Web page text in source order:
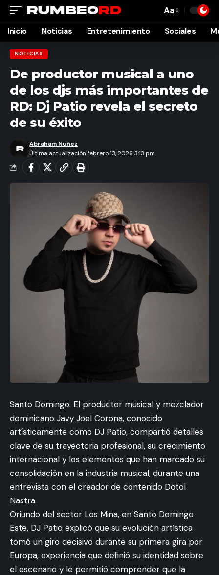
Font
Resizer
Aa
Inicio Noticias Entretenimiento Sociales
NOTICIAS
De productor musical a uno
de los djs más importantes de
RD: Dj Patio revela el secreto
de su éxito
Última actualización febrero 13, 2026 3:13 pm
Abraham Nuñez
Santo Domingo. El productor musical y mezclador
dominicano Javy Joel Corona, conocido
artísticamente como DJ Patio, compartió detalles
clave de su trayectoria profesional, su crecimiento
internacional y los elementos que han marcado su
consolidación en la industria musical, durante una
entrevista con el creador de contenido Dotol
Nastra.
Oriundo del sector Los Mina, en Santo Domingo
Este, DJ Patio explicó que su evolución artística
tomó un giro decisivo durante su primera gira por
Europa, experiencia que definió su identidad sobre
el escenario y le permitió comprender que la